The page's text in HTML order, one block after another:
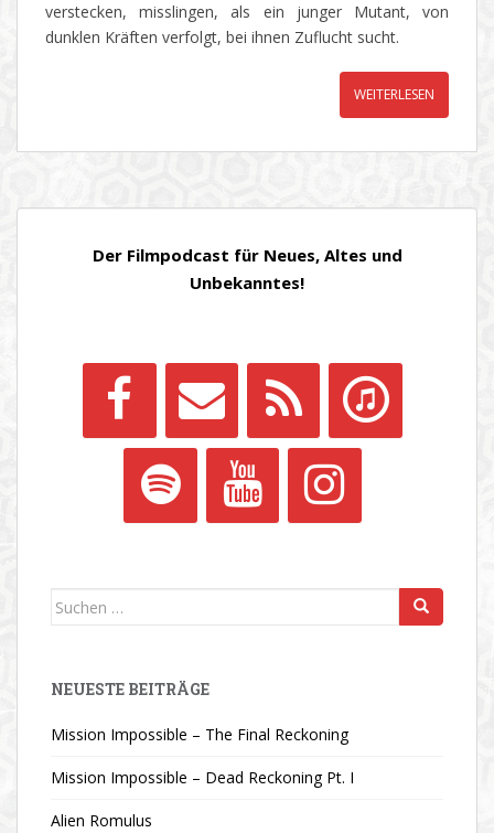
verstecken, misslingen, als ein junger Mutant, von
dunklen Kräften verfolgt, bei ihnen Zuflucht sucht.
WEITERLESEN
Der Filmpodcast für Neues, Altes und
Unbekanntes!
Suchen
NEUESTE BEITRÄGE
Mission Impossible – The Final Reckoning
Mission Impossible – Dead Reckoning Pt. I
Alien Romulus